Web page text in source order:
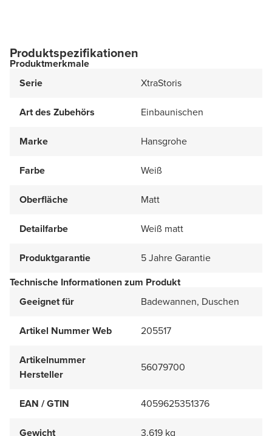
Produktspezifikationen
Produktmerkmale
Serie
XtraStoris
Art des Zubehörs Einbaunischen
Marke Hansgrohe
Farbe Weiß
Oberfläche Matt
Detailfarbe Weiß matt
Produktgarantie
5 Jahre Garantie
Technische Informationen zum Produkt
Geeignet für
Badewannen, Duschen
Artikel Nummer Web 205517
Artikelnummer
Hersteller
56079700
EAN / GTIN 4059625351376
Gewicht 3.619 kg